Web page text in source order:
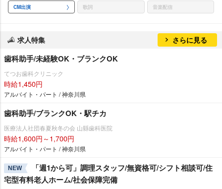
CM出演 歌詞 音楽配信
求人特集 さらに見る
歯科助手/未経験OK・ブランクOK
てつお歯科クリニック
時給1,450円
アルバイト・パート / 神奈川県
歯科助手/ブランクOK・駅チカ
医療法人社団春夏秋冬の会 山縣歯科医院
時給1,600円～1,700円
アルバイト・パート / 神奈川県
NEW
「週1から可」調理スタッフ/無資格可/シフト相談可/住
宅型有料老人ホーム/社会保障完備